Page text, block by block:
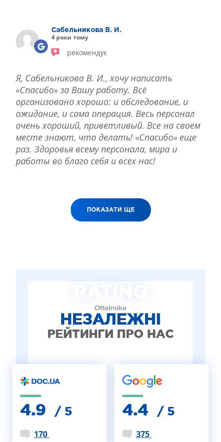
ІНТЕРНЕТ-МАГАЗИН ОПТИКИ
ДИТЯЧА ОФТАЛЬМОЛОГІЯ
Сабельникова В. И.
4 роки тому
рекомендує
Я, Сабельникова В. И., хочу написать
«Спасибо» за Вашу работу. Всё
организовано хорошо: и обследование, и
ожидание, и сама операция. Весь персонал
очень хороший, приветливый. Все на своем
месте знают, что делать! «Спасибо» еще
раз. Здоровья всему персонала, мира и
работы во благо себя и всех нас!
ПОКАЗАТИ ЩЕ
НЕЗАЛЕЖНІ
РЕЙТИНГИ ПРО НАС
4.9 / 5
170
4.4 / 5
375